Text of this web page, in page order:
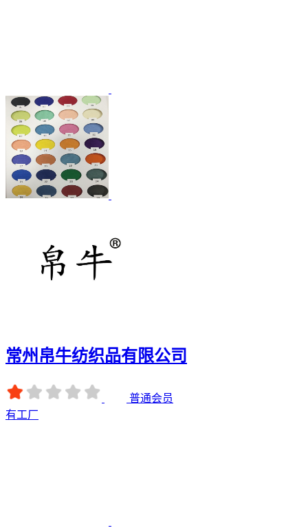
常州帛牛纺织品有限公司
普通会员
有工厂